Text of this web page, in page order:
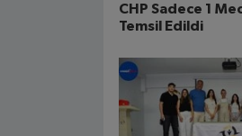
CHP Sadece 1
Temsil Edildi